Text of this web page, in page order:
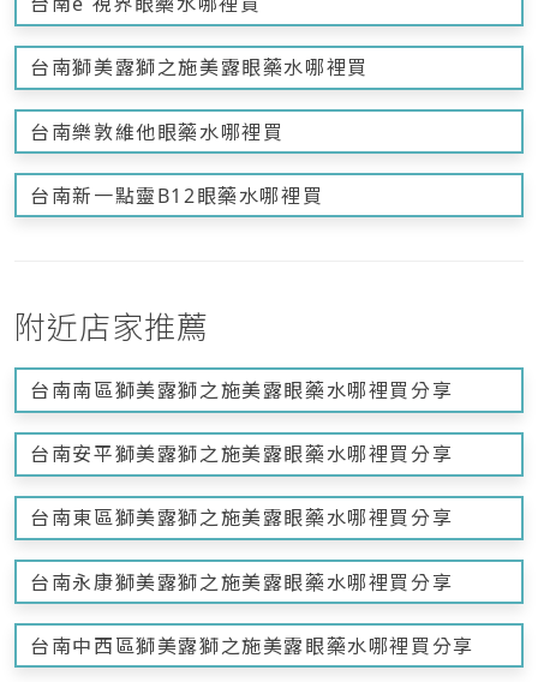
台南獅美露獅之施美露眼藥水哪裡買
台南樂敦維他眼藥水哪裡買
台南新一點靈B12眼藥水哪裡買
附近店家推薦
台南南區獅美露獅之施美露眼藥水哪裡買分享
台南安平獅美露獅之施美露眼藥水哪裡買分享
台南東區獅美露獅之施美露眼藥水哪裡買分享
台南永康獅美露獅之施美露眼藥水哪裡買分享
台南中西區獅美露獅之施美露眼藥水哪裡買分享